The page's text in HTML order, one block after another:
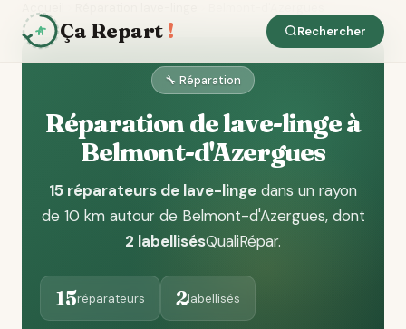
Ça Repart ! Rechercher
🔧 Réparation
Réparation de lave-linge à
Belmont-d'Azergues
15 réparateurs de lave-linge dans un rayon
de 10 km autour de Belmont-d'Azergues, dont
2 labellisésQualiRépar.
15réparateurs 2labellisés